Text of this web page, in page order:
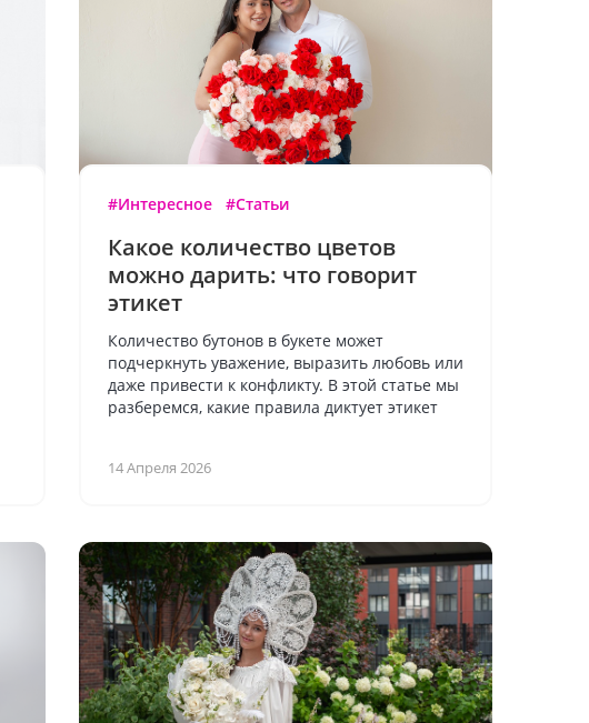
#Интересное #Статьи
Какое количество цветов
можно дарить: что говорит
этикет
Количество бутонов в букете может
подчеркнуть уважение, выразить любовь или
даже привести к конфликту. В этой статье мы
разберемся, какие правила диктует этикет
14 Апреля 2026